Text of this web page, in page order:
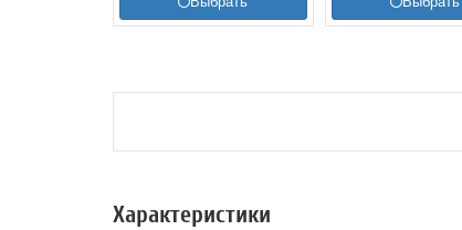
Характеристики